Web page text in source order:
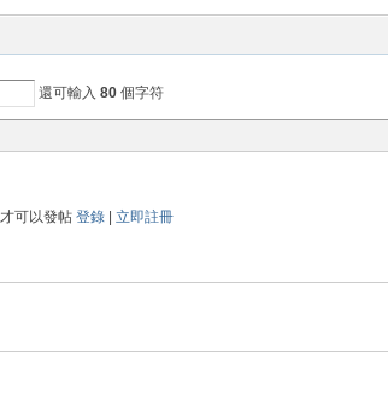
還可輸入 80 個字符
可以發帖 登錄| 立即註冊